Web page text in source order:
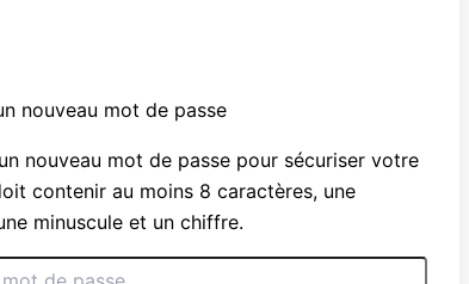
nouveau mot de passe
nouveau mot de passe pour sécuriser votre
contenir au moins 8 caractères, une
minuscule et un chiffre.